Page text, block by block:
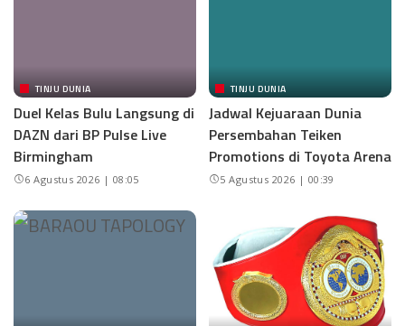
TINJU DUNIA
Duel Kelas Bulu Langsung di
DAZN dari BP Pulse Live
Birmingham
6 Agustus 2026 | 08:05
TINJU DUNIA
Jadwal Kejuaraan Dunia
Persembahan Teiken
Promotions di Toyota Arena
5 Agustus 2026 | 00:39